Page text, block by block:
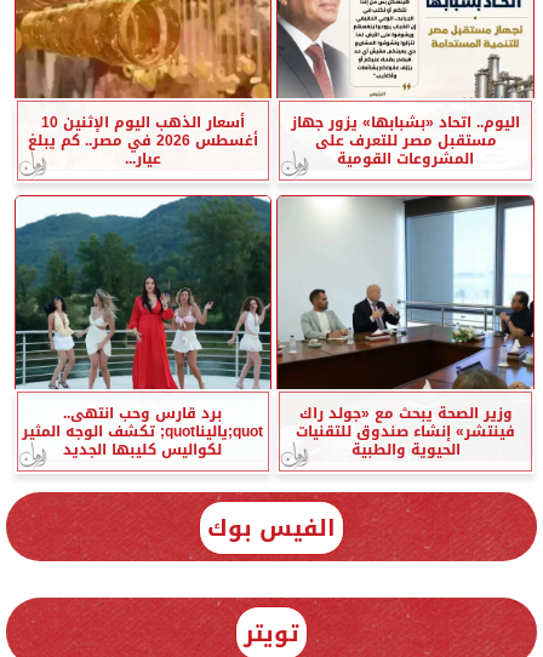
اليوم.. اتحاد «بشبابها» يزور جهاز
مستقبل مصر للتعرف على
المشروعات القومية
أسعار الذهب اليوم الإثنين 10
أغسطس 2026 في مصر.. كم يبلغ
عيار...
وزير الصحة يبحث مع «جولد راك
فينتشر» إنشاء صندوق للتقنيات
الحيوية والطبية
برد قارس وحب انتهى..
quot;ياليناquot; تكشف الوجه المثير
لكواليس كليبها الجديد
الفيس بوك
تويتر